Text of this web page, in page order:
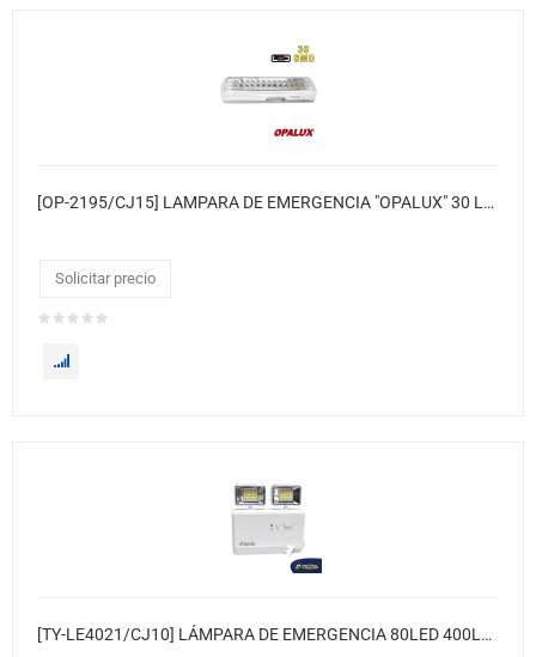
[OP-2195/CJ15] LAMPARA DE EMERGENCIA "OPALUX" 30 LED SMD CON BATERIA 4V 2.0AH 220VAC 15xcj
Solicitar precio
[TY-LE4021/CJ10] LÁMPARA DE EMERGENCIA 80LED 400LM IP20 COBERTURA DE 50m2 10xCj.